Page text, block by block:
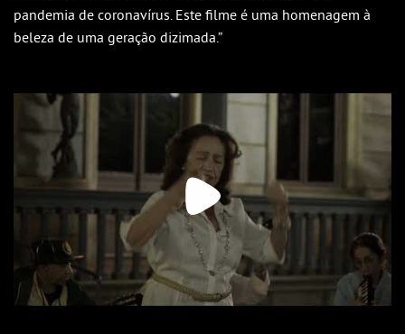
pandemia de coronavírus. Este filme é uma homenagem à
beleza de uma geração dizimada.”